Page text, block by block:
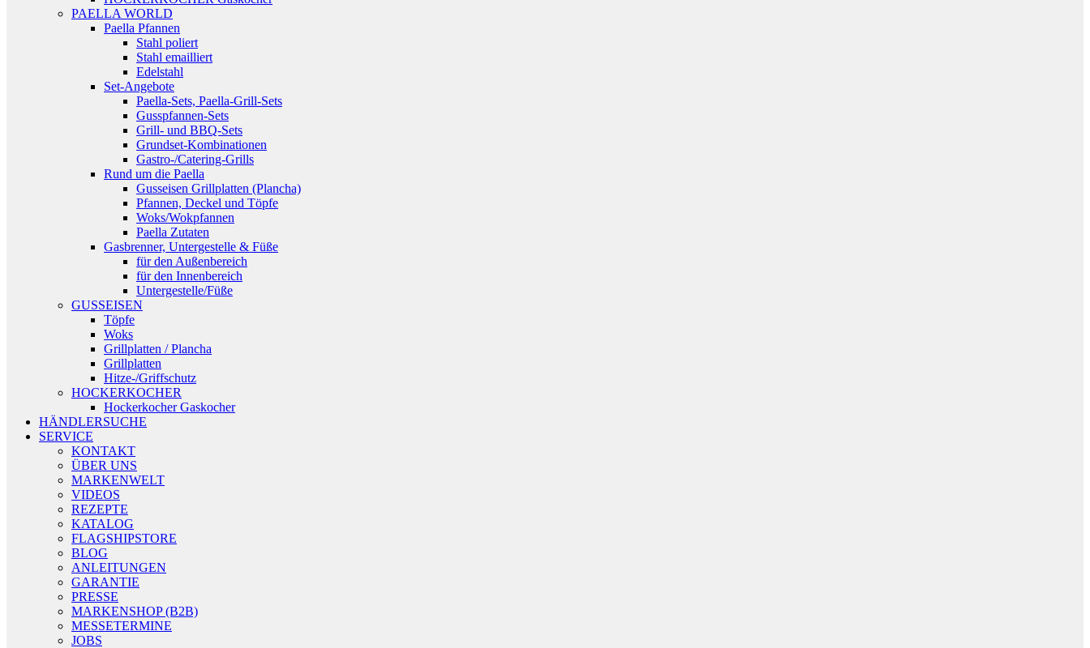
PAELLA WORLD
Paella Pfannen
Stahl poliert
Stahl emailliert
Edelstahl
Set-Angebote
Paella-Sets, Paella-Grill-Sets
Gusspfannen-Sets
Grill- und BBQ-Sets
Grundset-Kombinationen
Gastro-/Catering-Grills
Rund um die Paella
Gusseisen Grillplatten (Plancha)
Pfannen, Deckel und Töpfe
Woks/Wokpfannen
Paella Zutaten
Gasbrenner, Untergestelle & Füße
für den Außenbereich
für den Innenbereich
Untergestelle/Füße
GUSSEISEN
Töpfe
Woks
Grillplatten / Plancha
Grillplatten
Hitze-/Griffschutz
HOCKERKOCHER
Hockerkocher Gaskocher
HÄNDLERSUCHE
SERVICE
KONTAKT
ÜBER UNS
MARKENWELT
VIDEOS
REZEPTE
KATALOG
FLAGSHIPSTORE
BLOG
ANLEITUNGEN
GARANTIE
PRESSE
MARKENSHOP (B2B)
MESSETERMINE
JOBS